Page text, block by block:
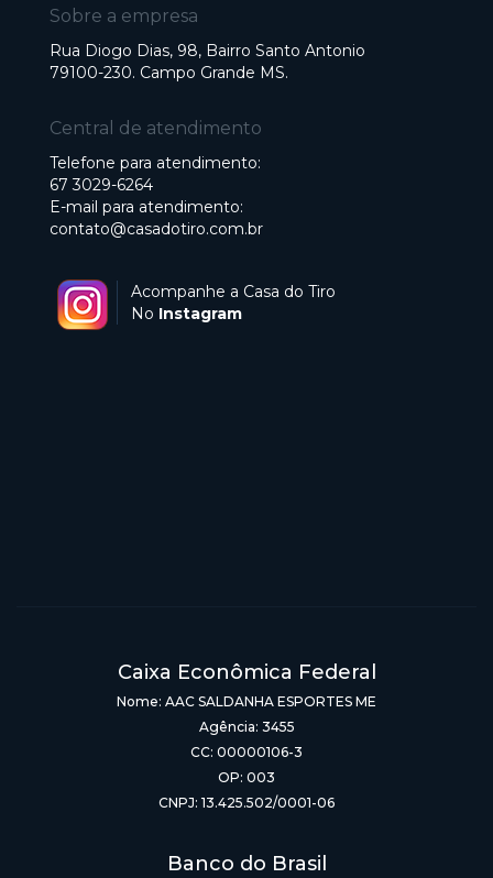
Sobre a empresa
Rua Diogo Dias, 98, Bairro Santo Antonio
79100-230. Campo Grande MS.
Central de atendimento
Telefone para atendimento:
67 3029-6264
E-mail para atendimento:
contato@casadotiro.com.br
Acompanhe a Casa do Tiro
No Instagram
Caixa Econômica Federal
Nome: AAC SALDANHA ESPORTES ME
Agência: 3455
CC: 00000106-3
OP: 003
CNPJ: 13.425.502/0001-06
Banco do Brasil